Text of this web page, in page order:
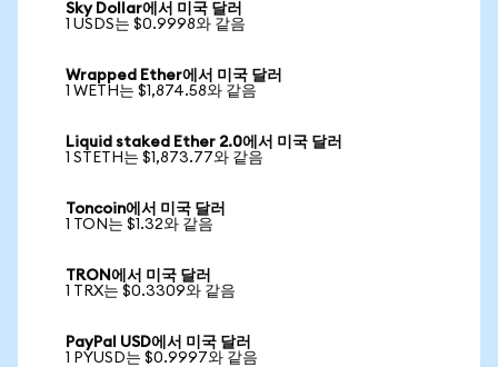
Sky Dollar에서 미국 달러
1 USDS는 $0.9998와 같음
Wrapped Ether에서 미국 달러
1 WETH는 $1,874.58와 같음
Liquid staked Ether 2.0에서 미국 달러
1 STETH는 $1,873.77와 같음
Toncoin에서 미국 달러
1 TON는 $1.32와 같음
TRON에서 미국 달러
1 TRX는 $0.3309와 같음
PayPal USD에서 미국 달러
1 PYUSD는 $0.9997와 같음